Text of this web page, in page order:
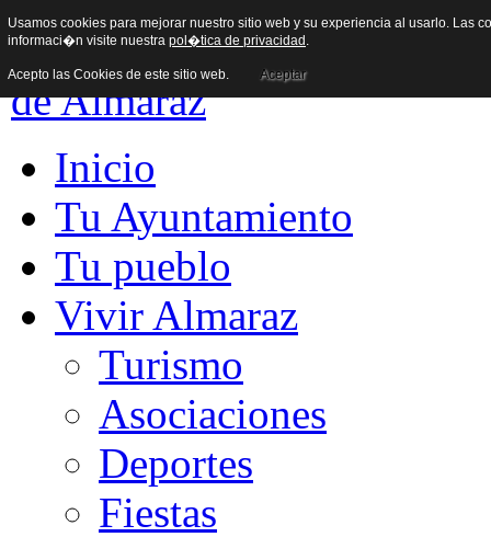
Inicio
Tu Ayuntamiento
Tu pueblo
Vivir Almaraz
Turismo
Asociaciones
Deportes
Fiestas
Usamos cookies para mejorar nuestro sitio web y su experiencia al usarlo.
informaci�n visite nuestra pol�tica de privacidad .
Acepto las Cookies de este sitio web. Aceptar